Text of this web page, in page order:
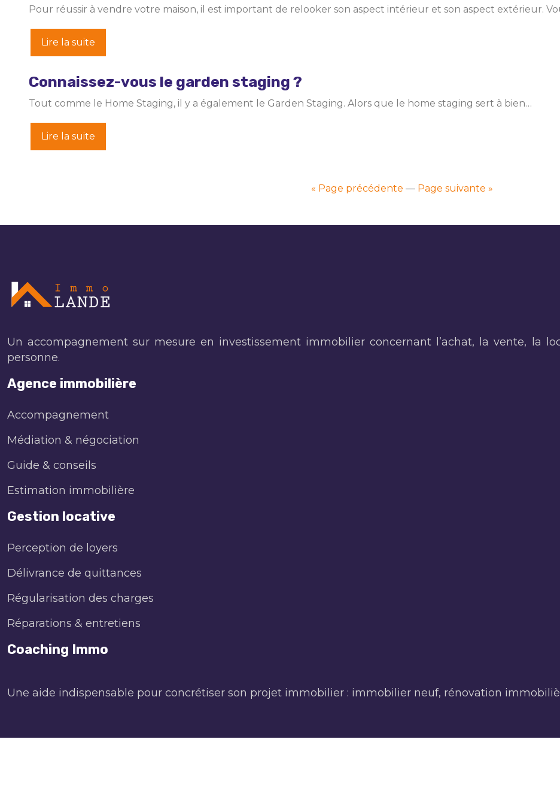
Pour réussir à vendre votre maison, il est important de relooker son aspect intérieur et son aspect extérieur.
Lire la suite
Connaissez-vous le garden staging ?
Tout comme le Home Staging, il y a également le Garden Staging. Alors que le home staging sert à bien…
Lire la suite
« Page précédente — Page suivante »
Un accompagnement sur mesure en investissement immobilier concernant l’achat, la vente, la
personne.
Agence immobilière
Accompagnement
Médiation & négociation
Guide & conseils
Estimation immobilière
Gestion locative
Perception de loyers
Délivrance de quittances
Régularisation des charges
Réparations & entretiens
Coaching Immo
Une aide indispensable pour concrétiser son projet immobilier : immobilier neuf, rénovation